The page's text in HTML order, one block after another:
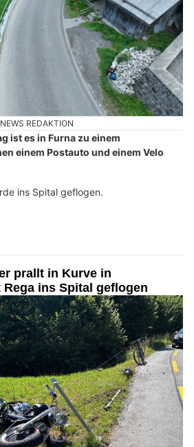
REDAKTION
ist es in Furna zu einem
einem Postauto und einem Velo
ins Spital geflogen.
prallt in Kurve in
Rega ins Spital geflogen